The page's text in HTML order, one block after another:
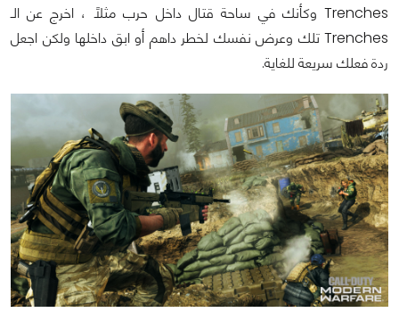
Trenches وكأنك في ساحة قتال داخل حرب مثلاً ، اخرج عن الـ
Trenches تلك وعرض نفسك لخطر داهم أو ابق داخلها ولكن اجعل
ردة فعلك سريعة للغاية.